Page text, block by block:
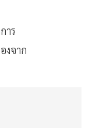
าร
งจาก